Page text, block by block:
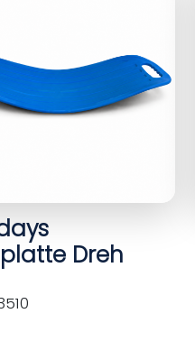
Dreh